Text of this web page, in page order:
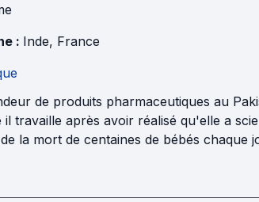
: Inde, France
de produits pharmaceutiques au
il travaille après avoir réalisé qu'elle a
la mort de centaines de bébés chaque